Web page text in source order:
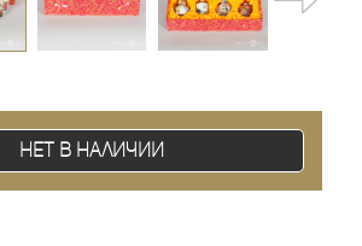
Нет в наличии